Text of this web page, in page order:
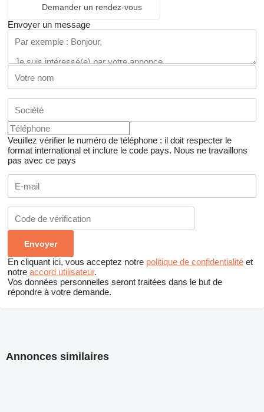
Demander un rendez-vous
Envoyer un message
Veuillez vérifier le numéro de téléphone : il doit respecter le
format international et inclure le code pays. Nous ne travaillons
pas avec ce pays
En cliquant ici, vous acceptez notre politique de confidentialité et
notre accord utilisateur.
Vos données personnelles seront traitées dans le but de
répondre à votre demande.
Annonces similaires